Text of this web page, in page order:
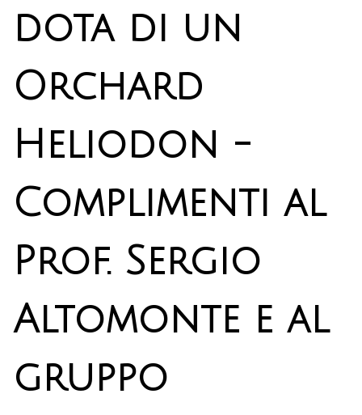
dota di un
Orchard
Heliodon -
Complimenti al
Prof. Sergio
Altomonte e al
gruppo